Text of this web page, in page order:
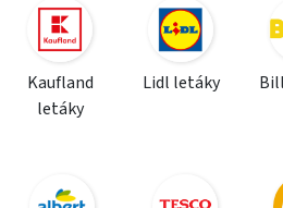
Kaufland
letáky
Lidl letáky